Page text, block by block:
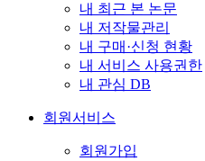
내 최근 본 논문
내 저작물관리
내 구매·신청 현황
내 서비스 사용권한
내 관심 DB
회원서비스
회원가입